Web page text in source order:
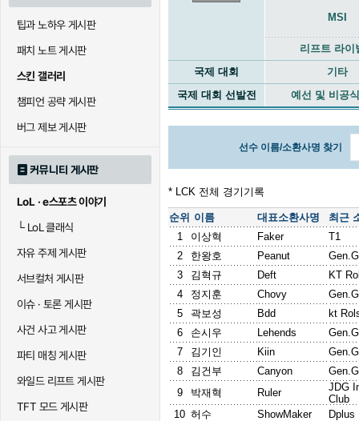
팁과 노하우 게시판
패치 노트 게시판
스킨 갤러리
챔피언 공략 게시판
버그 제보 게시판
커뮤니티 게시판
LoL · e스포츠 이야기
└LoL 클래식
자유 주제 게시판
서브컬처 게시판
이슈 · 토론 게시판
사건 사고 게시판
파티 매칭 게시판
와일드 리프트 게시판
TFT 모드 게시판
MSI
리프트 라이
국제 대회
기타
국제 대회 선발전
예선 및 비공
선수 이름/소환사명 찾기
* LCK 전체 경기기록
순위 이름 대표소환사명
최근
1
이상혁 Faker
T1
2
한왕호 Peanut
3
김혁규 Deft
KT
4
정지훈 Chovy
5
곽보성 Bdd
kt
6
손시우 Lehends
7
김기인 Kiin
8
김건부 Canyon
9
박재혁 Ruler
JDG
Club
10 허수 ShowMaker
Dplus